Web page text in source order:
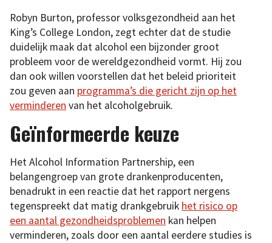
Robyn Burton, professor volksgezondheid aan het
King’s College London, zegt echter dat de studie
duidelijk maak dat alcohol een bijzonder groot
probleem voor de wereldgezondheid vormt. Hij zou
dan ook willen voorstellen dat het beleid prioriteit
zou geven aan programma’s die gericht zijn op het
verminderen van het alcoholgebruik.
Geïnformeerde keuze
Het Alcohol Information Partnership, een
belangengroep van grote drankenproducenten,
benadrukt in een reactie dat het rapport nergens
tegenspreekt dat matig drankgebruik het risico op
een aantal gezondheidsproblemen kan helpen
verminderen, zoals door een aantal eerdere studies is